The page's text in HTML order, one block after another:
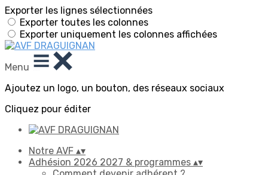
Exporter les lignes sélectionnées
Exporter toutes les colonnes
Exporter uniquement les colonnes affichées
Menu
Ajoutez un logo, un bouton, des réseaux sociaux
Cliquez pour éditer
Notre AVF ▴▾
Adhésion 2026 2027 & programmes ▴▾